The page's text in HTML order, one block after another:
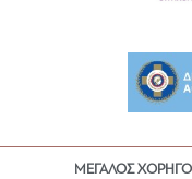
ΜΕΓΑΛΟΣ